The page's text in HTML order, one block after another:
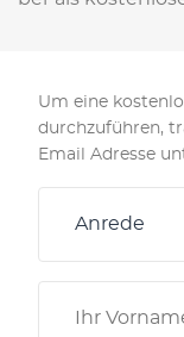
Um eine
durchzuführen,
Email Adresse
Anrede
Vorname